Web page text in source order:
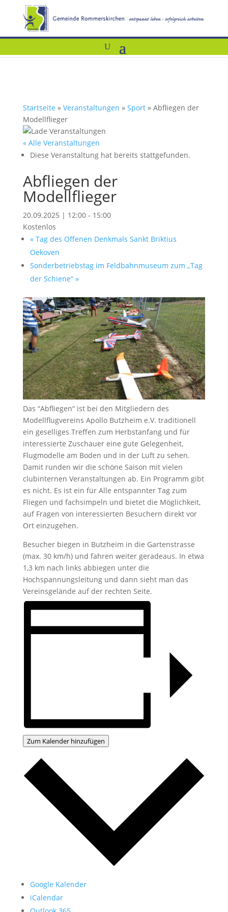
Startseite » Veranstaltungen » Sport» Abfliegen der
Modellflieger
« Alle Veranstaltungen
Diese Veranstaltung hat bereits stattgefunden.
Abfliegen der
Modellflieger
20.09.2025 | 12:00- 15:00
Kostenlos
«Tag des Offenen Denkmals Sankt Briktius
Oekoven
Sonderbetriebstag im Feldbahnmuseum zum „Tag
der Schiene“ »
Das “Abfliegen“ ist bei den Mitgliedern des
Modellflugvereins Apollo Butzheim e.V. traditionell
ein geselliges Treffen zum Herbstanfang und für
interessierte Zuschauer eine gute Gelegenheit,
Flugmodelle am Boden und in der Luft zu sehen.
Damit runden wir die schöne Saison mit vielen
clubinternen Veranstaltungen ab. Ein Programm gibt
es nicht. Es ist ein für Alle entspannter Tag zum
Fliegen und fachsimpeln und bietet die Möglichkeit,
auf Fragen von interessierten Besuchern direkt vor
Ort einzugehen.
Besucher biegen in Butzheim in die Gartenstrasse
(max. 30 km/h) und fahren weiter geradeaus. In etwa
1,3 km nach links abbiegen unter die
Hochspannungsleitung und dann sieht man das
Vereinsgelände auf der rechten Seite.
Zum Kalender hinzufügen
Google Kalender
iCalendar